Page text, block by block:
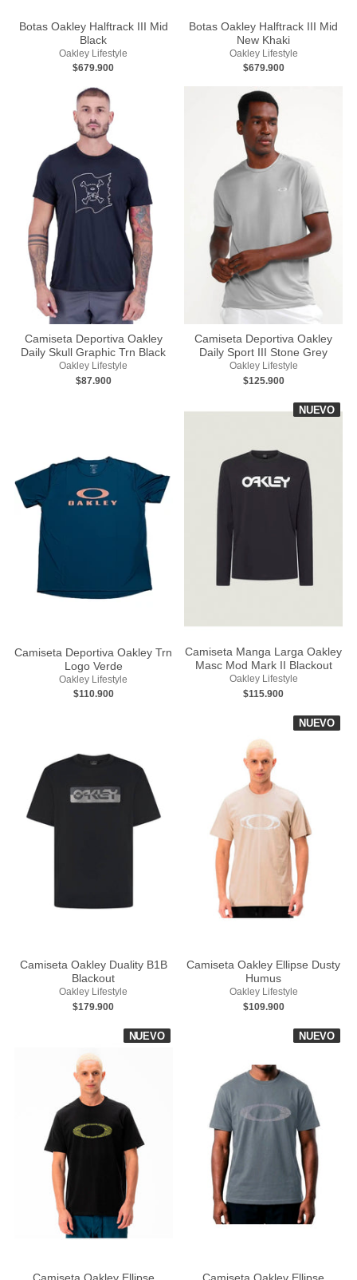
Botas Oakley Halftrack III Mid
Black
Oakley Lifestyle
$679.900
Botas Oakley Halftrack III Mid
New Khaki
Oakley Lifestyle
$679.900
Camiseta Deportiva Oakley
Daily Skull Graphic Trn Black
Oakley Lifestyle
$87.900
Camiseta Deportiva Oakley
Daily Sport III Stone Grey
Oakley Lifestyle
$125.900
Camiseta Deportiva Oakley Trn
Logo Verde
Oakley Lifestyle
$110.900
NUEVO
Camiseta Manga Larga Oakley
Masc Mod Mark II Blackout
Oakley Lifestyle
$115.900
Camiseta Oakley Duality B1B
Blackout
Oakley Lifestyle
$179.900
NUEVO
Camiseta Oakley Ellipse Dusty
Humus
Oakley Lifestyle
$109.900
NUEVO NUEVO